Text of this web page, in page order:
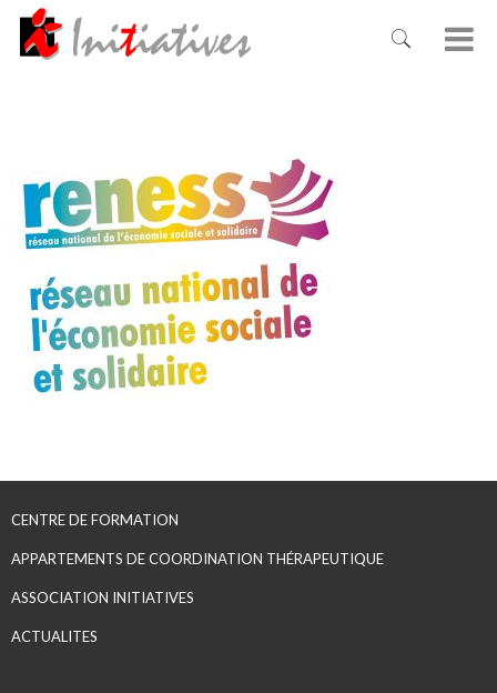
CENTRE DE FORMATION
APPARTEMENTS DE COORDINATION THÉRAPEUTIQUE
ASSOCIATION INITIATIVES
ACTUALITES